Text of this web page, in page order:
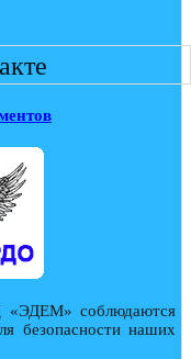
соблюдаются
безопасности наших